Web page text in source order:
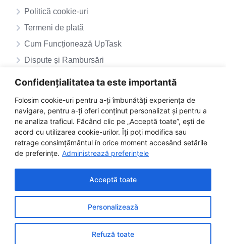
Confidențialitatea ta este importantă
Folosim cookie-uri pentru a-ți îmbunătăți experiența de
navigare, pentru a-ți oferi conținut personalizat și pentru a
ne analiza traficul. Făcând clic pe „Acceptă toate”, ești de
acord cu utilizarea cookie-urilor. Îți poți modifica sau
retrage consimțământul în orice moment accesând setările
de preferințe. Administrează preferințele
Personalizează
Refuză toate
Acceptă toate
Politică cookie-uri
Termeni de plată
Cum Funcționează UpTask
Dispute și Rambursări
©2025 uptask.ro | Toate drepturile rezervate
Instagram